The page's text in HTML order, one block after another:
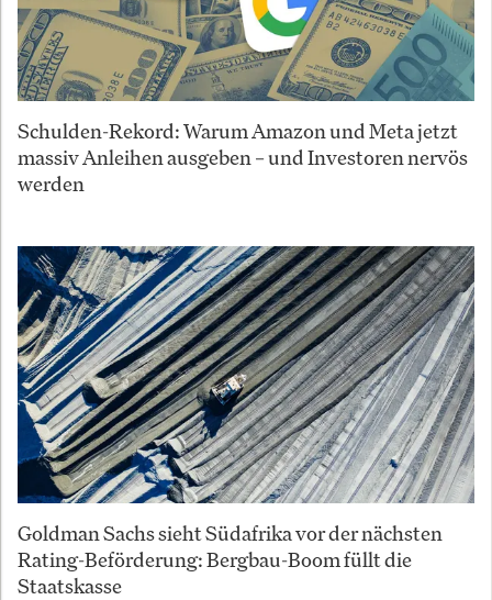
Schulden-Rekord: Warum Amazon und Meta jetzt
massiv Anleihen ausgeben – und Investoren nervös
werden
Goldman Sachs sieht Südafrika vor der nächsten
Rating-Beförderung: Bergbau-Boom füllt die
Staatskasse